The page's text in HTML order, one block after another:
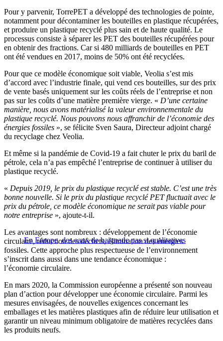
Pour y parvenir, TorrePET a développé des technologies de pointe,
notamment pour décontaminer les bouteilles en plastique récupérées,
et produire un plastique recyclé plus sain et de haute qualité. Le
processus consiste à séparer les PET des bouteilles récupérées pour
en obtenir des fractions. Car si 480 milliards de bouteilles en PET
ont été vendues en 2017, moins de 50% ont été recyclées.
Pour que ce modèle économique soit viable, Veolia s’est mis
d’accord avec l’industrie finale, qui vend ces bouteilles, sur des prix
de vente basés uniquement sur les coûts réels de l’entreprise et non
pas sur les coûts d’une matière première vierge. « D’une certaine
manière, nous avons matérialisé la valeur environnementale du
plastique recyclé. Nous pouvons nous affranchir de l’économie des
énergies fossiles », se félicite Sven Saura, Directeur adjoint chargé
du recyclage chez Veolia.
Et même si la pandémie de Covid-19 a fait chuter le prix du baril de
pétrole, cela n’a pas empêché l’entreprise de continuer à utiliser du
plastique recyclé.
« Depuis 2019, le prix du plastique recyclé est stable. C’est une très
bonne nouvelle. Si le prix du plastique recyclé PET fluctuait avec le
prix du pétrole, ce modèle économique ne serait pas viable pour
notre entreprise », ajoute-t-il.
En Europe, des eaux de baignade pas si qualitatives
Les avantages sont nombreux : développement de l’économie
circulaire, réduction des déchets, élimination des énergies
fossiles. Cette approche plus respectueuse de l’environnement
s’inscrit dans aussi dans une tendance économique :
l’économie circulaire.
En mars 2020, la Commission européenne a présenté son nouveau
plan d’action pour développer une économie circulaire. Parmi les
mesures envisagées, de nouvelles exigences concernant les
emballages et les matières plastiques afin de réduire leur utilisation et
garantir un niveau minimum obligatoire de matières recyclées dans
les produits neufs.